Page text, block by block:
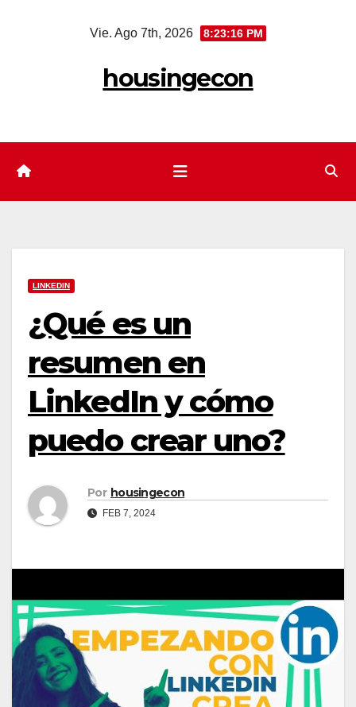
Vie. Ago 7th, 2026 8:23:17 PM
housingecon
LINKEDIN
¿Qué es un
resumen en
LinkedIn y cómo
puedo crear uno?
Por housingecon
FEB 7, 2024